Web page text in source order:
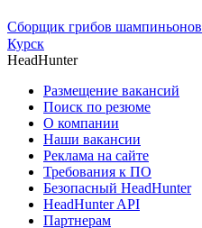
Сборщик грибов шампиньонов
Курск
HeadHunter
Размещение вакансий
Поиск по резюме
О компании
Наши вакансии
Реклама на сайте
Требования к ПО
Безопасный HeadHunter
HeadHunter API
Партнерам